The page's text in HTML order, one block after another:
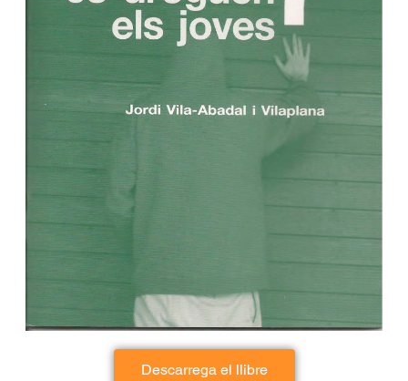
Descarrega el llibre